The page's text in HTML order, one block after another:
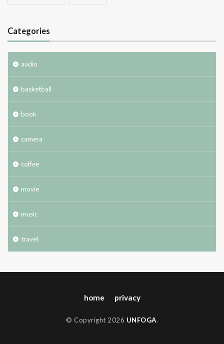
Categories
audio
basketball
book
camera
coffee
movie
music
travel
home privacy
© Copyright 2026 UNFOGA.